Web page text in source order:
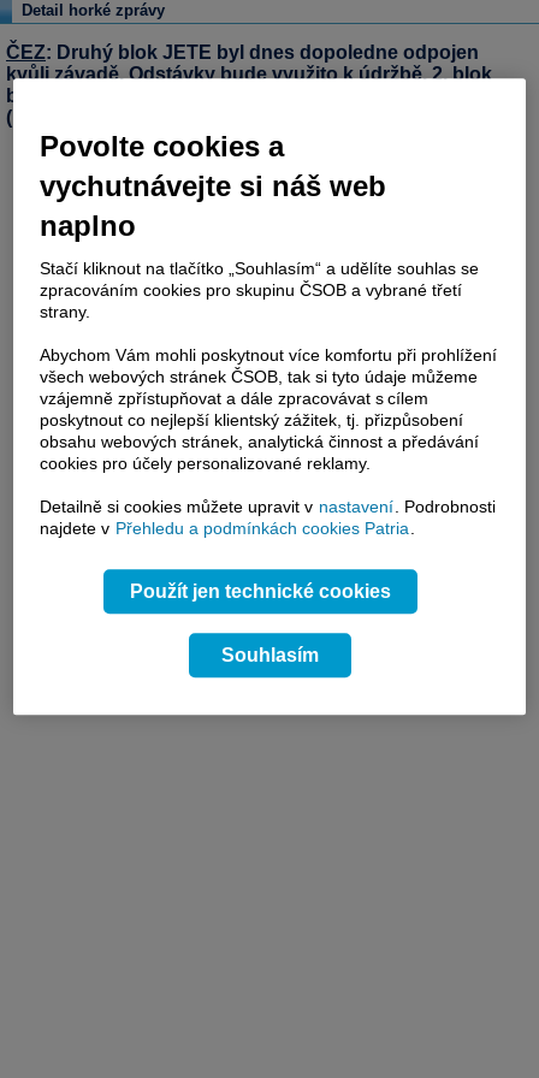
Detail horké zprávy
ČEZ: Druhý blok JETE byl dnes dopoledne odpojen
kvůli závadě. Odstávky bude využito k údržbě. 2. blok
bude znovu zapojen do energetické sítě 27. listopadu
(Bloomberg)
Povolte cookies a
vychutnávejte si náš web
naplno
Stačí kliknout na tlačítko „Souhlasím“ a udělíte souhlas se
zpracováním cookies pro skupinu ČSOB a vybrané třetí
strany.
Abychom Vám mohli poskytnout více komfortu při prohlížení
všech webových stránek ČSOB, tak si tyto údaje můžeme
vzájemně zpřístupňovat a dále zpracovávat s cílem
poskytnout co nejlepší klientský zážitek, tj. přizpůsobení
obsahu webových stránek, analytická činnost a předávání
cookies pro účely personalizované reklamy.
Detailně si cookies můžete upravit v nastavení. Podrobnosti
najdete v Přehledu a podmínkách cookies Patria.
Použít jen technické cookies
Souhlasím